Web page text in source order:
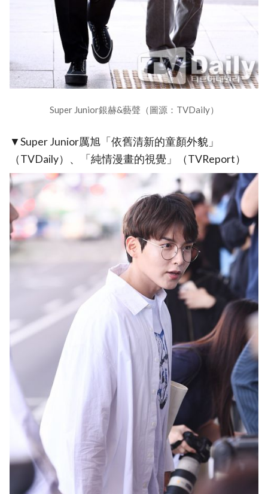
Super Junior銀赫&藝聲（圖源：TVDaily）
▼Super Junior厲旭「依舊清新的童顏外貌」
（TVDaily）、「純情漫畫的視覺」（TVReport）